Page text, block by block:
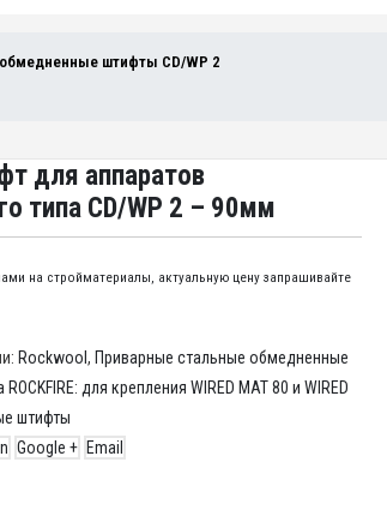
штифты CD/WP 2
для аппаратов
типа CD/WP 2 – 90мм
на стройматериалы, актуальную цену запрашивайте
Rockwool , Приварные стальные обмедненные
для крепления WIRED MAT 80 и WIRED
штифты
Google + Email